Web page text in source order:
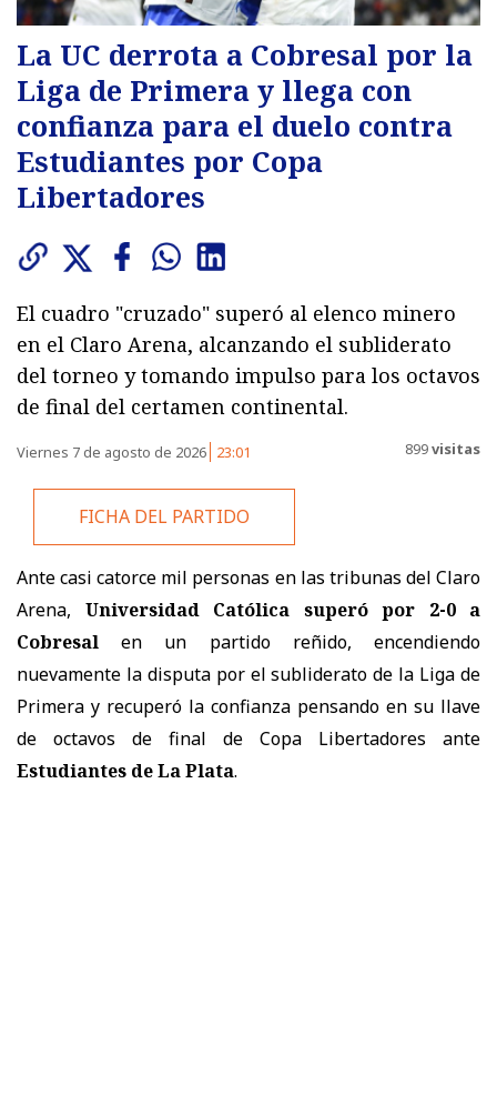
La UC derrota a Cobresal por la
Liga de Primera y llega con
confianza para el duelo contra
Estudiantes por Copa
Libertadores
El cuadro "cruzado" superó al elenco minero
en el Claro Arena, alcanzando el subliderato
del torneo y tomando impulso para los octavos
de final del certamen continental.
Viernes 7 de agosto de 2026 23:01 899visitas
FICHA DEL PARTIDO
Ante casi catorce mil personas en las tribunas del Claro
Arena, Universidad Católica superó por 2-0 a
Cobresal en un partido reñido, encendiendo
nuevamente la disputa por el subliderato de la Liga de
Primera y recuperó la confianza pensando en su llave
de octavos de final de Copa Libertadores ante
Estudiantes de La Plata.